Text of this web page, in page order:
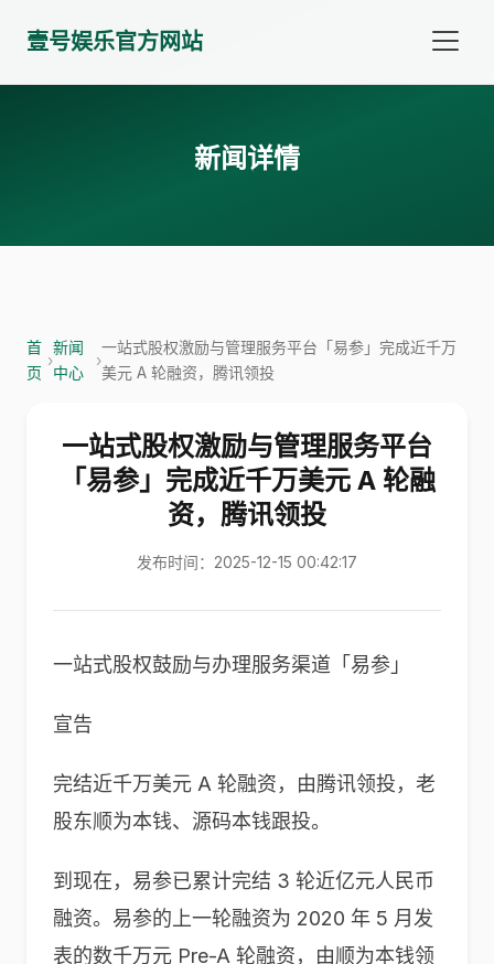
壹号娱乐官方网站
新闻详情
首
页
›
新闻
中心
›
一站式股权激励与管理服务平台「易参」完成近千万
美元 A 轮融资，腾讯领投
一站式股权激励与管理服务平台
「易参」完成近千万美元 A 轮融
资，腾讯领投
发布时间：2025-12-15 00:42:17
一站式股权鼓励与办理服务渠道「易参」
宣告
完结近千万美元 A 轮融资，由腾讯领投，老
股东顺为本钱、源码本钱跟投。
到现在，易参已累计完结 3 轮近亿元人民币
融资。易参的上一轮融资为 2020 年 5 月发
表的数千万元 Pre-A 轮融资，由顺为本钱领